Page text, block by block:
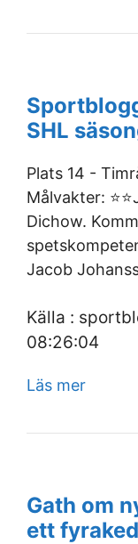
SHL
Plats 14 -
Målvakter:
Dichow.
Jacob
Källa :
08:26:04
Läs mer
Gath om
ett